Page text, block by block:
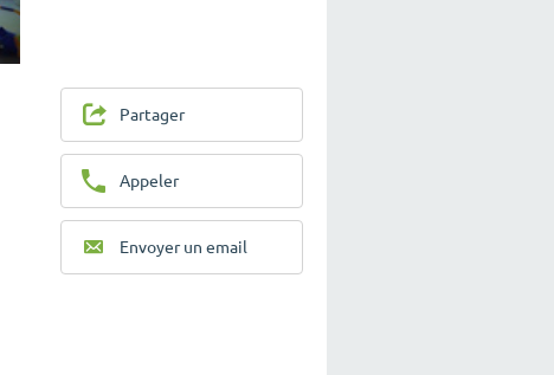
Partager
Appeler
Envoyer un email